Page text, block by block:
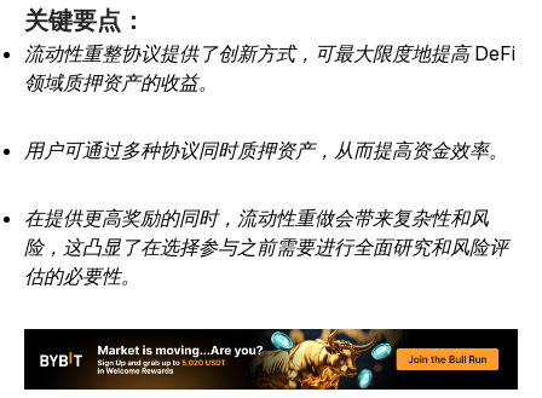
关键要点 ：
流动性重整协议提供了创新方式，可最大限度地提高 DeFi
领域质押资产的收益。
用户可通过多种协议同时质押资产，从而提高资金效率。
在提供更高奖励的同时，流动性重做会带来复杂性和风
险，这凸显了在选择参与之前需要进行全面研究和风险评
估的必要性。